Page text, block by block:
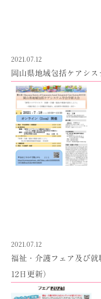
2021.07.12
岡山県地域包括ケアシ
2021.07.12
福祉・介護フェア及び就
12日更新）